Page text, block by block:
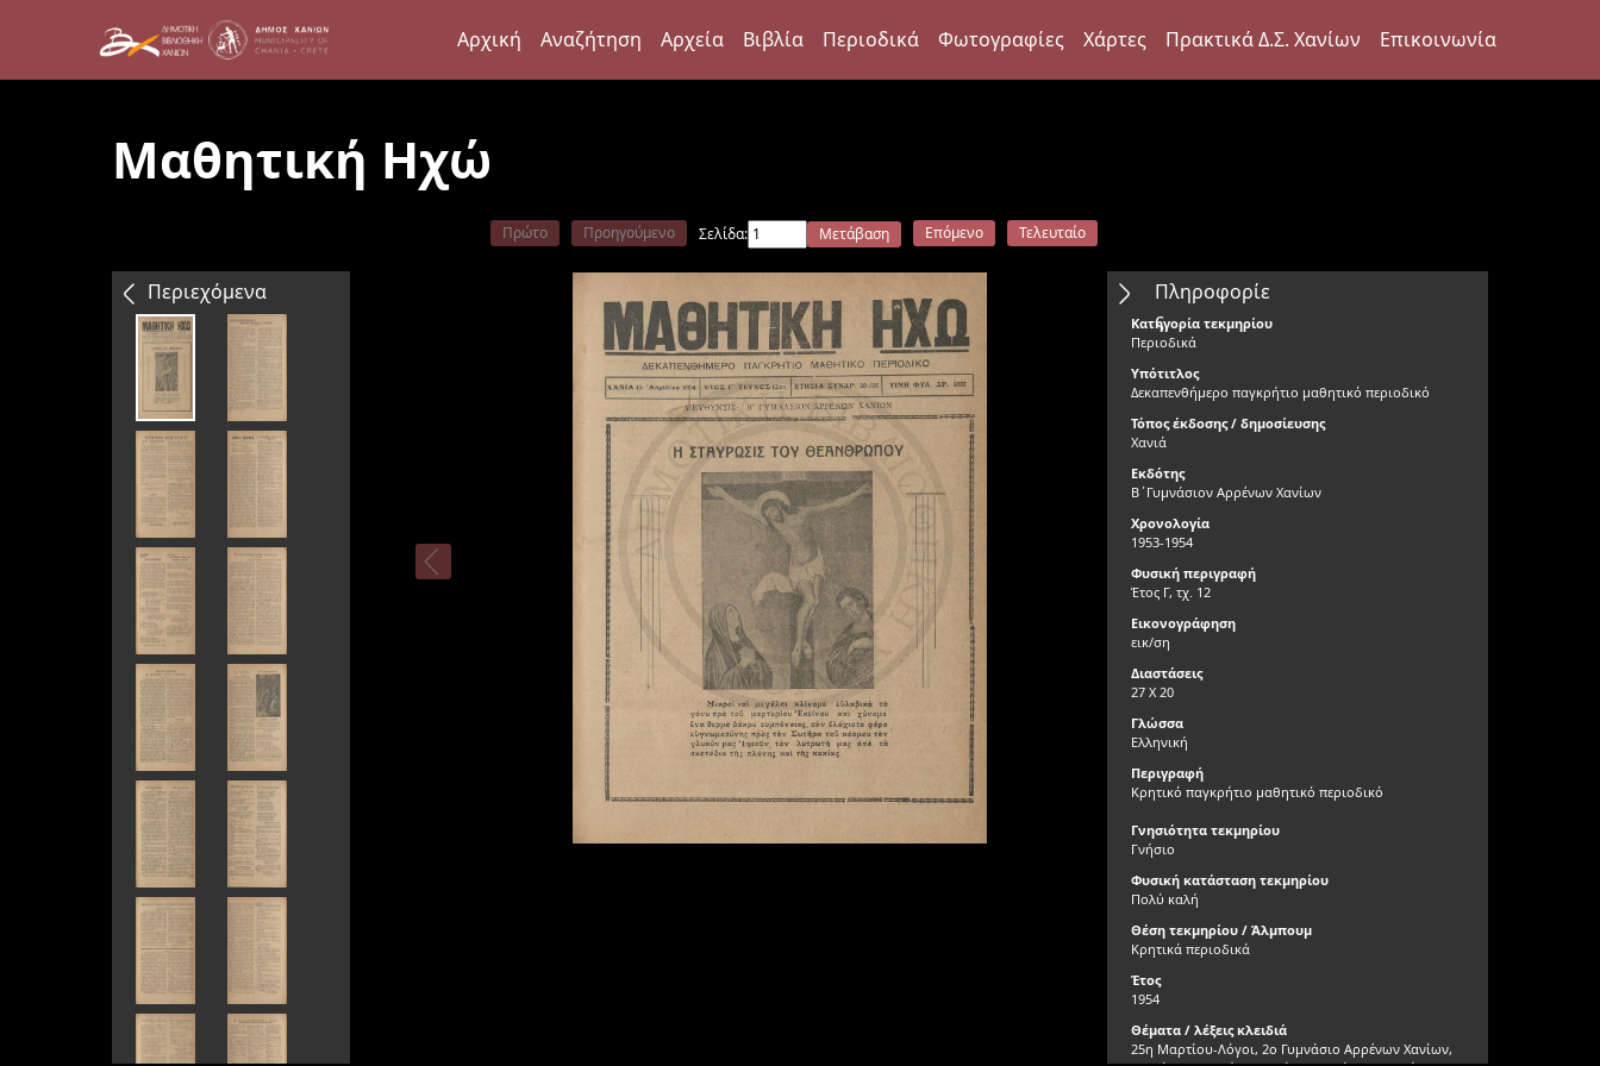
Αρχική Αναζήτηση Αρχεία Βιβλία Περιοδικά Φωτογραφίες Χάρτες Πρακτικά Δ.Σ. Χανίων Επικοινωνία
Μαθητική Ηχώ
Περιεχόμενα
Πρώτο Προηγούμενο Σελίδα: Μετάβαση Επόμενο Τελευταίο
Πληροφορίε
ς
Κατηγορία τεκμηρίου
Περιοδικά
Υπότιτλος
Δεκαπενθήμερο παγκρήτιο μαθητικό περιοδικό
Τόπος έκδοσης / δημοσίευσης
Χανιά
Εκδότης
Β΄Γυμνάσιον Αρρένων Χανίων
Χρονολογία
1953-1954
Φυσική περιγραφή
Έτος Γ, τχ. 12
Εικονογράφηση
εικ/ση
Διαστάσεις
27 Χ 20
Γλώσσα
Ελληνική
Περιγραφή
Κρητικό παγκρήτιο μαθητικό περιοδικό
Γνησιότητα τεκμηρίου
Γνήσιο
Φυσική κατάσταση τεκμηρίου
Πολύ καλή
Θέση τεκμηρίου / Άλμπουμ
Κρητικά περιοδικά
Έτος
1954
Θέματα / λέξεις κλειδιά
25η Μαρτίου-Λόγοι, 2ο Γυμνάσιο Αρρένων Χανίων,